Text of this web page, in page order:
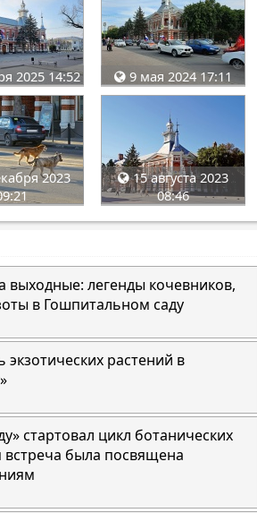
2025 14:52 9 мая 2024 17:11
2023
15 августа 2023
08:46
выходные: легенды кочевников,
в Гошпитальном саду
экзотических растений в
стартовал цикл ботанических
встреча была посвящена